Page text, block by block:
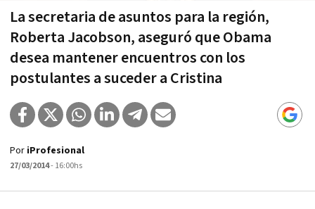
La secretaria de asuntos para la región,
Roberta Jacobson, aseguró que Obama
desea mantener encuentros con los
postulantes a suceder a Cristina
Por iProfesional
27/03/2014- 16:00hs